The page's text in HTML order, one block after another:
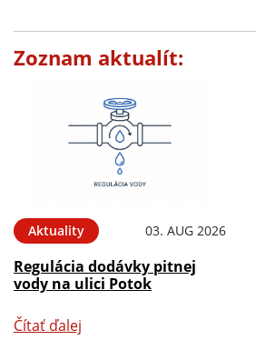
Zoznam aktualít:
Aktuality 03. AUG 2026
Regulácia dodávky pitnej
vody na ulici Potok
Čítať ďalej